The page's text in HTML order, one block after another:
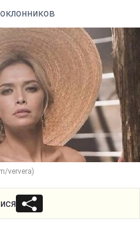
ververa)